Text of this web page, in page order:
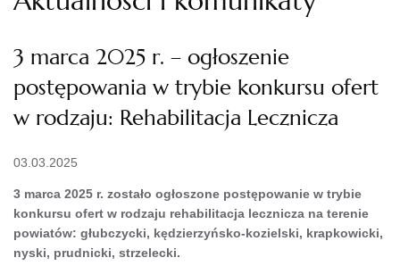
3 marca 2025 r. – ogłoszenie
postępowania w trybie konkursu ofert
w rodzaju: Rehabilitacja Lecznicza
03.03.2025
3 marca 2025 r. zostało ogłoszone postępowanie w trybie
konkursu ofert w rodzaju rehabilitacja lecznicza na terenie
powiatów: głubczycki, kędzierzyńsko-kozielski, krapkowicki,
nyski, prudnicki, strzelecki.